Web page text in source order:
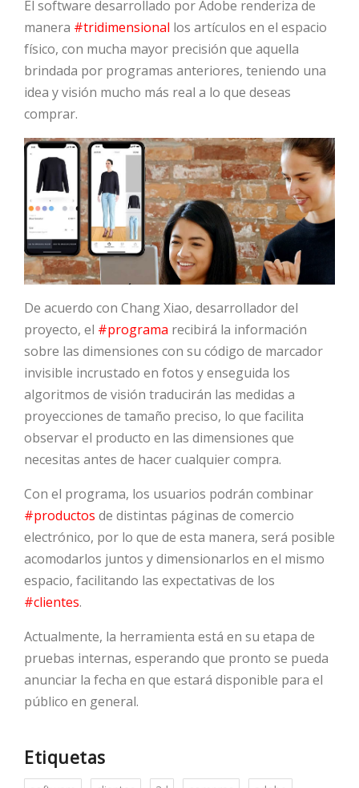
El software desarrollado por Adobe renderiza de
manera #tridimensional los artículos en el espacio
físico, con mucha mayor precisión que aquella
brindada por programas anteriores, teniendo una
idea y visión mucho más real a lo que deseas
comprar.
De acuerdo con Chang Xiao, desarrollador del
proyecto, el #programa recibirá la información
sobre las dimensiones con su código de marcador
invisible incrustado en fotos y enseguida los
algoritmos de visión traducirán las medidas a
proyecciones de tamaño preciso, lo que facilita
observar el producto en las dimensiones que
necesitas antes de hacer cualquier compra.
Con el programa, los usuarios podrán combinar
#productos de distintas páginas de comercio
electrónico, por lo que de esta manera, será posible
acomodarlos juntos y dimensionarlos en el mismo
espacio, facilitando las expectativas de los
#clientes.
Actualmente, la herramienta está en su etapa de
pruebas internas, esperando que pronto se pueda
anunciar la fecha en que estará disponible para el
público en general.
Etiquetas